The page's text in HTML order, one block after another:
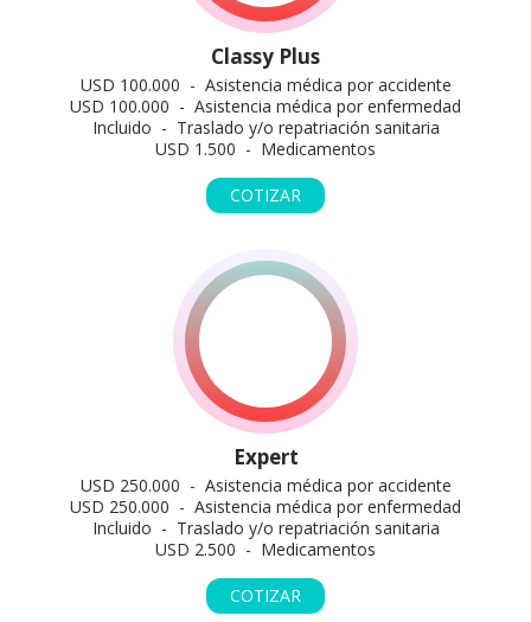
Classy Plus
USD 100.000 - Asistencia médica por accidente
USD 100.000 - Asistencia médica por enfermedad
Incluido - Traslado y/o repatriación sanitaria
USD 1.500 - Medicamentos
COTIZAR
Expert
USD 250.000 - Asistencia médica por accidente
USD 250.000 - Asistencia médica por enfermedad
Incluido - Traslado y/o repatriación sanitaria
USD 2.500 - Medicamentos
COTIZAR